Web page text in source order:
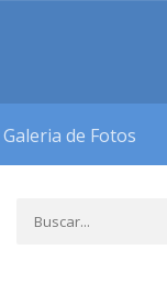
Galeria de Fotos